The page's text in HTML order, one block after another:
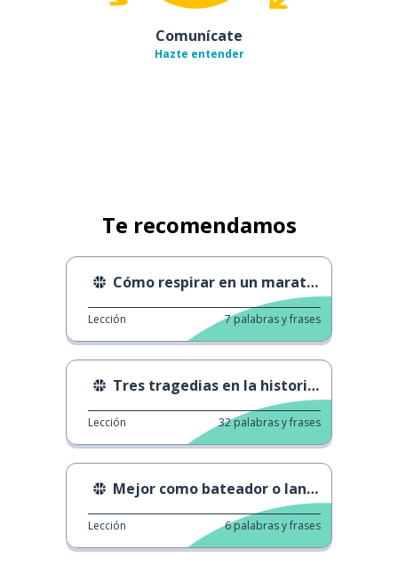
Comunícate
Hazte entender
Te recomendamos
Cómo respirar en un maratón
Lección 7palabras y frases
Tres tragedias en la historia del fútbol
Lección 32palabras y frases
Mejor como bateador o lanzador
Lección 6palabras y frases